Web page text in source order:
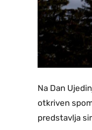
Na Dan
otkriven
predstavlja